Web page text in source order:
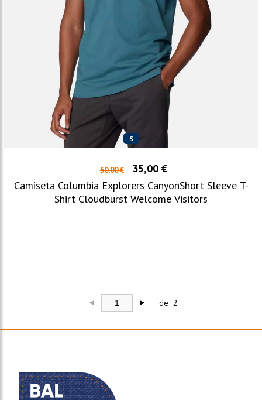
S
50,00 €
35,00 €
Camiseta Columbia Explorers CanyonShort Sleeve T-
Shirt Cloudburst Welcome Visitors
◄ ► de 2